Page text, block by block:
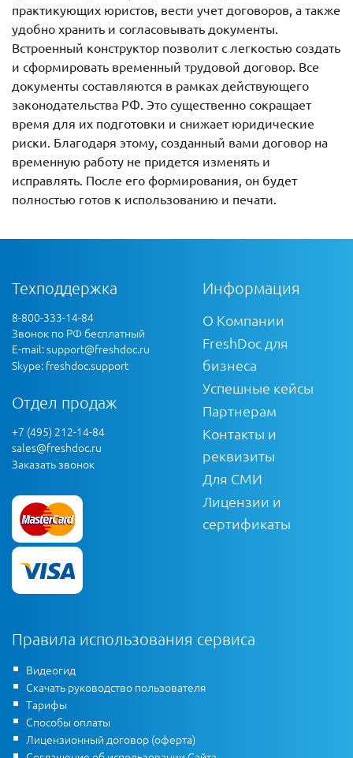
практикующих юристов, вести учет договоров, а также
удобно хранить и согласовывать документы.
Встроенный конструктор позволит с легкостью создать
и сформировать временный трудовой договор. Все
документы составляются в рамках действующего
законодательства РФ. Это существенно сокращает
время для их подготовки и снижает юридические
риски. Благодаря этому, созданный вами договор на
временную работу не придется изменять и
исправлять. После его формирования, он будет
полностью готов к использованию и печати.
Техподдержка
8-800-333-14-84
Звонок по РФ бесплатный
E-mail:support@freshdoc.ru
Skype: freshdoc.support
Отдел продаж
+7 (495) 212-14-84
sales@freshdoc.ru
Заказать звонок
Информация
О Компании
FreshDoc для
бизнеса
Успешные кейсы
Партнерам
Контакты и
реквизиты
Для СМИ
Лицензии и
сертификаты
Правила использования сервиса
Видеогид
Скачать руководство пользователя
Тарифы
Способы оплаты
Лицензионный договор (оферта)